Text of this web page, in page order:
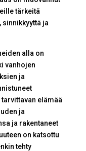
tärkeitä
ja
alla on
vanhojen
ja
elämää
ja
ja rakentaneet
on katsottu
tehty